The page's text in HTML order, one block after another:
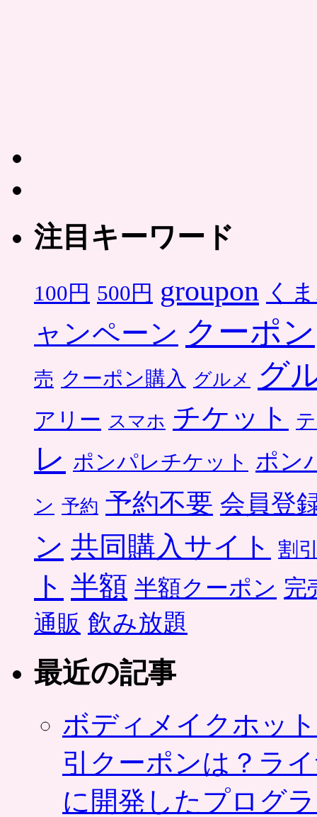
注目キーワード
100円 500円 groupon く
ャンペーン クーポン
売 クーポン購入 グルメ グ
アリー スマホ チケット
レ ポンパレチケット ポン
ン 予約 予約不要 会員登
ン 共同購入サイト 割
ト 半額 半額クーポン 完
通販 飲み放題
最近の記事
ボディメイクホッ
引クーポンは？ラ
に開発したプログ